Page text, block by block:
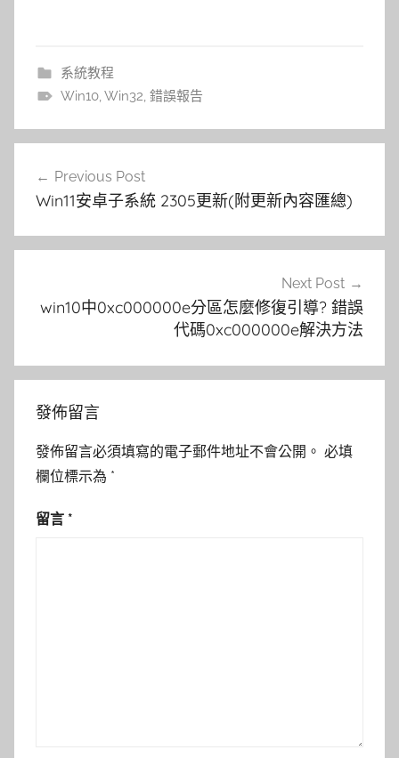
系統教程
Win10,Win32, 錯誤報告
章
覽
Previous Post
Win11安卓子系統 2305更新(附更新內容匯總)
Next Post
win10中0xc000000e分區怎麼修復引導? 錯誤
代碼0xc000000e解決方法
發佈留言
發佈留言必須填寫的電子郵件地址不會公開。 必填
欄位標示為 *
留言 *